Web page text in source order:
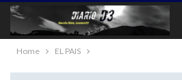
Home EL PAIS